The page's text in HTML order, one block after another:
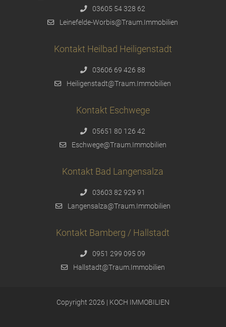
03605 54 328 62
Leinefelde-Worbis@Traum.Immobilien
Kontakt Heilbad Heiligenstadt
03606 69 426 88
Heiligenstadt@Traum.Immobilien
Kontakt Eschwege
05651 80 126 42
Eschwege@Traum.Immobilien
Kontakt Bad Langensalza
03603 82 929 91
Langensalza@Traum.Immobilien
Kontakt Bamberg / Hallstadt
0951 299 095 09
Hallstadt@Traum.Immobilien
Copyright 2026 | KOCH IMMOBILIEN